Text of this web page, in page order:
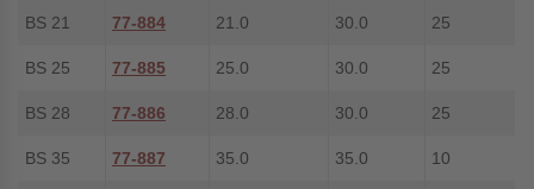
BS 21 77-884 21.0 30.0 25
BS 25 77-885 25.0 30.0 25
BS 28 77-886 28.0 30.0 25
BS 35 77-887 35.0 35.0 10